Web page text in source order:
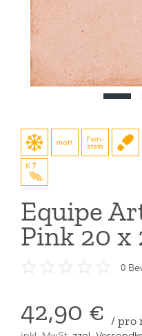
Equipe
Pink 20 x
0
42,90 € / pro